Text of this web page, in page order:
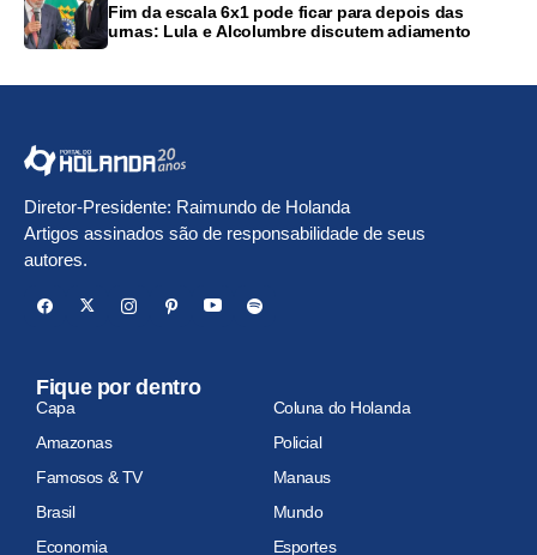
Fim da escala 6x1 pode ficar para depois das
urnas: Lula e Alcolumbre discutem adiamento
Diretor-Presidente: Raimundo de Holanda
Artigos assinados são de responsabilidade de seus
autores.
Fique por dentro
Capa
Coluna do Holanda
Amazonas
Policial
Famosos & TV
Manaus
Brasil
Mundo
Economia
Esportes